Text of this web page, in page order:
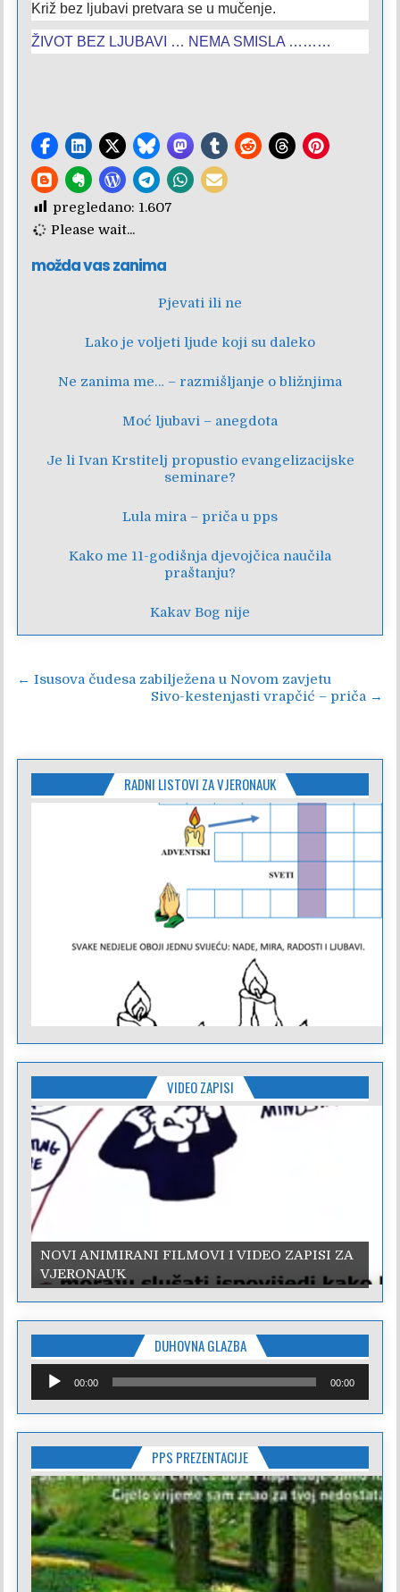
Križ bez ljubavi pretvara se u mučenje.
ŽIVOT BEZ LJUBAVI … NEMA SMISLA ………
pregledano: 1.607
Please wait...
možda vas zanima
Pjevati ili ne
Lako je voljeti ljude koji su daleko
Ne zanima me… – razmišljanje o bližnjima
Moć ljubavi – anegdota
Je li Ivan Krstitelj propustio evangelizacijske
seminare?
Lula mira – priča u pps
Kako me 11-godišnja djevojčica naučila
praštanju?
Kakav Bog nije
Navigacija
← Isusova čudesa zabilježena u Novom zavjetu
Sivo-kestenjasti vrapčić – priča →
RADNI LISTOVI ZA VJERONAUK
VIDEO ZAPISI
NOVI ANIMIRANI FILMOVI I VIDEO ZAPISI ZA
VJERONAUK
DUHOVNA GLAZBA
Reproduktor
audiozapisa
00:00 00:00
PPS PREZENTACIJE